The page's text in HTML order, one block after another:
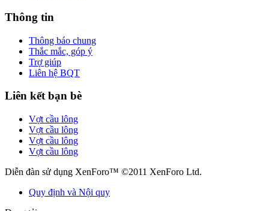
Thông tin
Thông báo chung
Thắc mắc, góp ý
Trợ giúp
Liên hệ BQT
Liên kết bạn bè
Vợt cầu lông
Vợt cầu lông
Vợt cầu lông
Vợt cầu lông
Diễn đàn sử dụng XenForo™ ©2011 XenForo Ltd.
Quy định và Nội quy